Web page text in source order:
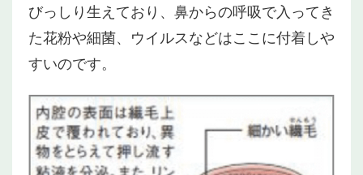
びっしり生えており、鼻からの呼吸で入ってき
た花粉や細菌、ウイルスなどはここに付着しや
すいのです。